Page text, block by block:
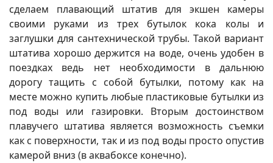
сделаем плавающий штатив для экшен камеры
своими руками из трех бутылок кока колы и
заглушки для сантехнической трубы. Такой вариант
штатива хорошо держится на воде, очень удобен в
поездках ведь нет необходимости в дальнюю
дорогу тащить с собой бутылки, потому как на
месте можно купить любые пластиковые бутылки из
под воды или газировки. Вторым достоинством
плавучего штатива является возможность съемки
как с поверхности, так и из под воды просто опустив
камерой вниз (в аквабоксе конечно).